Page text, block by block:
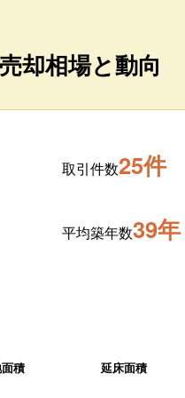
却相場と動向
取引件数25件
平均築年数39年
積 延床面積